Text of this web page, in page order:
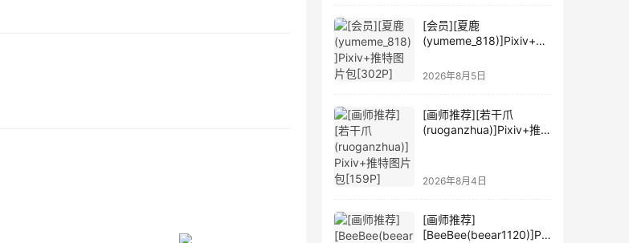
[会员][夏鹿
(yumeme_818)]Pixiv+推
2026年8月5日
[画师推荐][若干爪
(ruoganzhua)]Pixiv+推
2026年8月4日
[画师推荐]
[BeeBee(beear1120)]Pix